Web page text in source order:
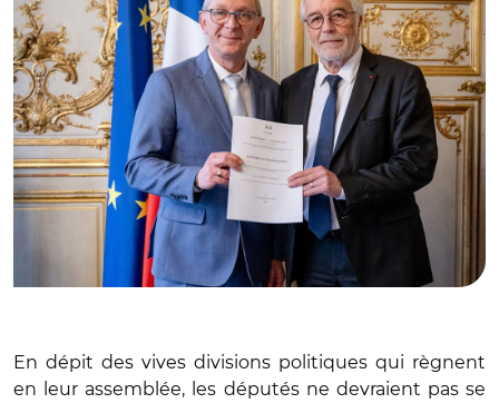
En dépit des vives divisions politiques qui règnent
en leur assemblée, les députés ne devraient pas se